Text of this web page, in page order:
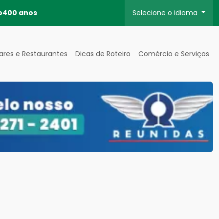
400 anos Selecione o idioma
e Restaurantes Dicas de Roteiro Comércio e Serviços